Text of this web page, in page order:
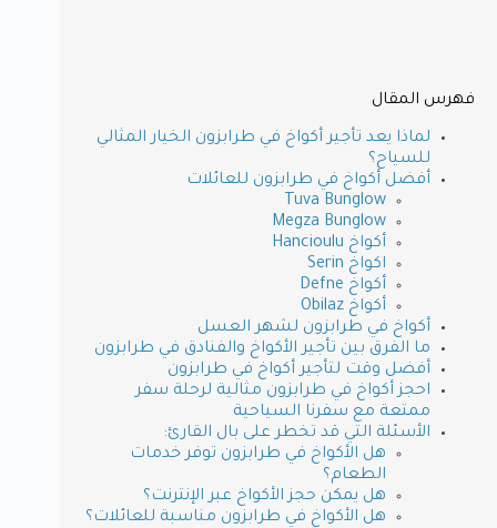
فهرس المقال
لماذا يعد تأجير أكواخ في طرابزون الخيار المثالي
للسياح؟
أفضل أكواخ في طرابزون للعائلات
Tuva Bunglow
Megza Bunglow
أكواخ Hancioulu
اكواخ Serin
أكواخ Defne
أكواخ Obilaz
أكواخ في طرابزون لشهر العسل
ما الفرق بين تأجير الأكواخ والفنادق في طرابزون
أفضل وقت لتأجير أكواخ في طرابزون
احجز أكواخ في طرابزون مثالية لرحلة سفر
ممتعة مع سفرنا السياحية
الأسئلة التي قد تخطر على بال القارئ:
هل الأكواخ في طرابزون توفر خدمات
الطعام؟
هل يمكن حجز الأكواخ عبر الإنترنت؟
هل الأكواخ في طرابزون مناسبة للعائلات؟